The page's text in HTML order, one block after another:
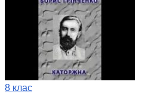
8 клас